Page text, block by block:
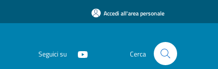
Accedi all'area personale
Seguici su Cerca